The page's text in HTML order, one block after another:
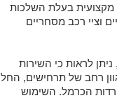
בעלת השלכות
וציי רכב מסחריים
לראות כי השירות
רחב של תרחישים, החל
הכרמל. השימוש